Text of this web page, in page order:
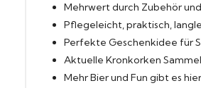
Mehrwert durch Zubehör
Pflegeleicht, praktisch,
Perfekte Geschenkidee für
Aktuelle Kronkorken
Mehr Bier und Fun gibt es